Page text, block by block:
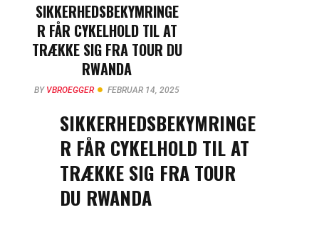
SIKKERHEDSBEKYMRINGE
R FÅR CYKELHOLD TIL AT
TRÆKKE SIG FRA TOUR DU
RWANDA
BY VBROEGGER FEBRUAR 14, 2025
SIKKERHEDSBEKYMRINGE
R FÅR CYKELHOLD TIL AT
TRÆKKE SIG FRA TOUR
DU RWANDA